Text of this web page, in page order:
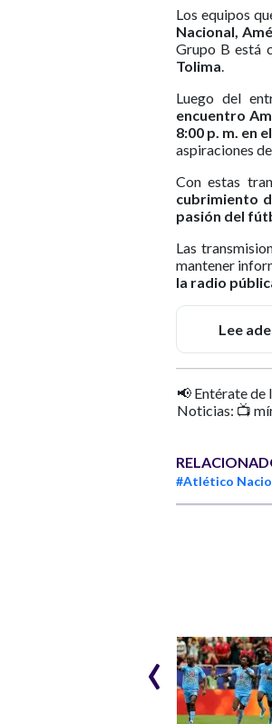
Los equipos
Nacional,
Grupo B está
Tolima.
Luego del
encuentro
8:00 p. m. en
aspiraciones
Con estas
cubrimiento
pasión del
Las
mantener
la radio
Lee
📢 Entérate de
Noticias: 📺
#Atlético
cubrimiento en
todo el territorio
‹